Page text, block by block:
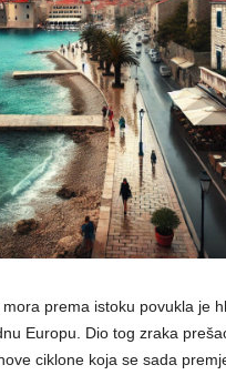
prema istoku povukla je
Europu. Dio tog zraka
ciklone koja se sada